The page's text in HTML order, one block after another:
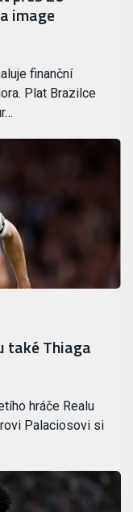
image
finanční
Plat Brazilce
také Thiaga
hráče Realu
Palaciosovi si